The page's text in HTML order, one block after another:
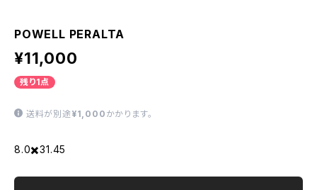
POWELL PERALTA
¥11,000
残り1点
送料が別途 ¥1,000 かかります。
8.0✖️31.45